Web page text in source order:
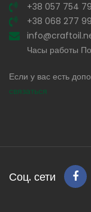
+38 057 754
+38 068 277
Часы работы
Если у вас есть
связаться
Соц. сети